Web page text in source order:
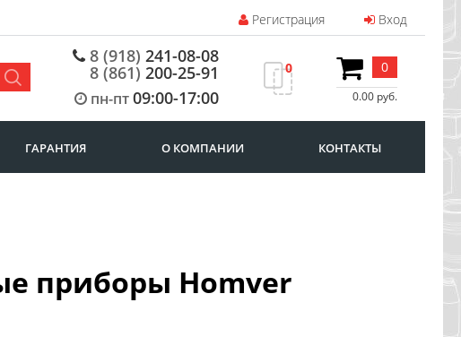
Регистрация Вход
8 (918) 241-08-08
8 (861) 200-25-91
пн-пт09:00-17:00
0 0
0.00 руб.
ГАРАНТИЯ О КОМПАНИИ КОНТАКТЫ
приборы Homver